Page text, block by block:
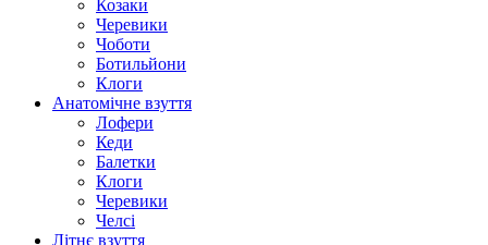
Козаки
Черевики
Чоботи
Ботильйони
Клоги
Анатомічне взуття
Лофери
Кеди
Балетки
Клоги
Черевики
Челсі
Літнє взуття